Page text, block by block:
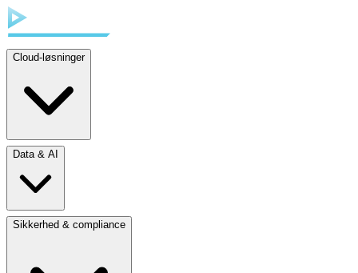
Cloud-løsninger
Data & AI
Sikkerhed & compliance